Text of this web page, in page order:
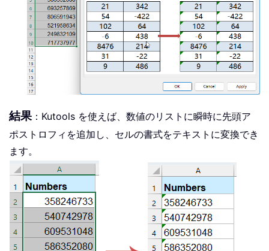
結果：Kutools を使えば、数値のリストに瞬時に先頭ア
ポストロフィを追加し、セルの書式をテキストに変換でき
ます。